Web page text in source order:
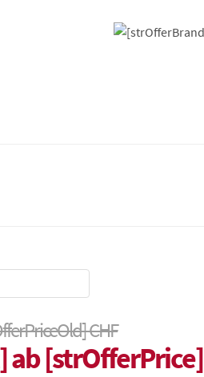
CHF
ab [strOfferPrice]